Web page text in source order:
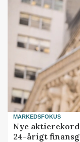
MARKEDSFOKUS
Nye
24-årigt